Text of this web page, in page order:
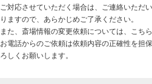
ご対応させていただく場合は、ご連絡いただ
りますので、あらかじめご了承ください。
また、斎場情報の変更依頼については、こち
お電話からのご依頼は依頼内容の正確性を担
ろしくお願いします。